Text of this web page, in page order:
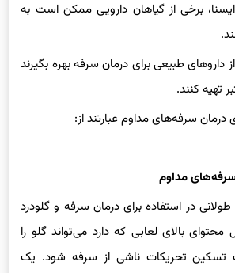
برخی از گیاهان دارویی ممکن است به
داروهای طبیعی برای درمان سرفه‌ بهره بگیرند
تهیه کنند.
درمان سرفه‌های مداوم عبارتند از:
در استفاده برای درمان سرفه و گلودرد
محتوای بالای لعابی که دارد می‌تواند گلو را
تحریکات ناشی از سرفه شود. یک